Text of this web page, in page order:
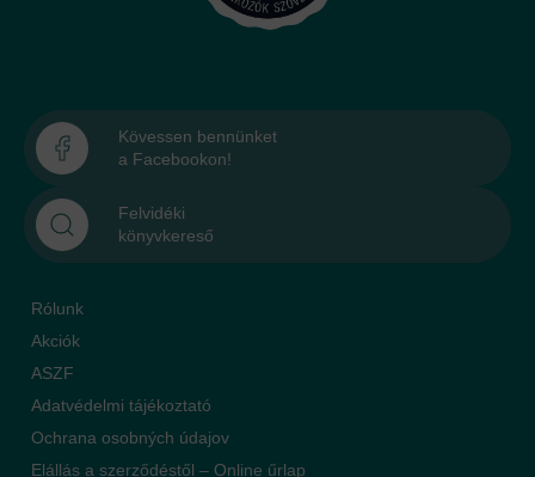
Kövessen bennünket
a Facebookon!
Felvidéki
könyvkereső
Rólunk
Akciók
ASZF
Adatvédelmi tájékoztató
Ochrana osobných údajov
Elállás a szerződéstől – Online űrlap